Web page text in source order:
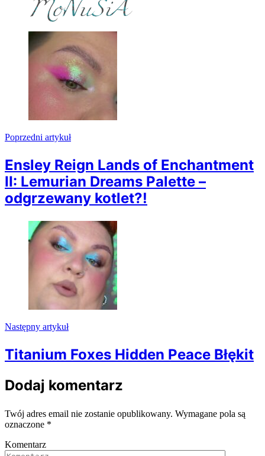
Nawigacja
wpisu
Poprzedni artykuł
Ensley Reign Lands of Enchantment
II: Lemurian Dreams Palette –
odgrzewany kotlet?!
Następny artykuł
Titanium Foxes Hidden Peace Błękit
Dodaj komentarz
Twój adres email nie zostanie opublikowany. Wymagane pola są
oznaczone *
Komentarz